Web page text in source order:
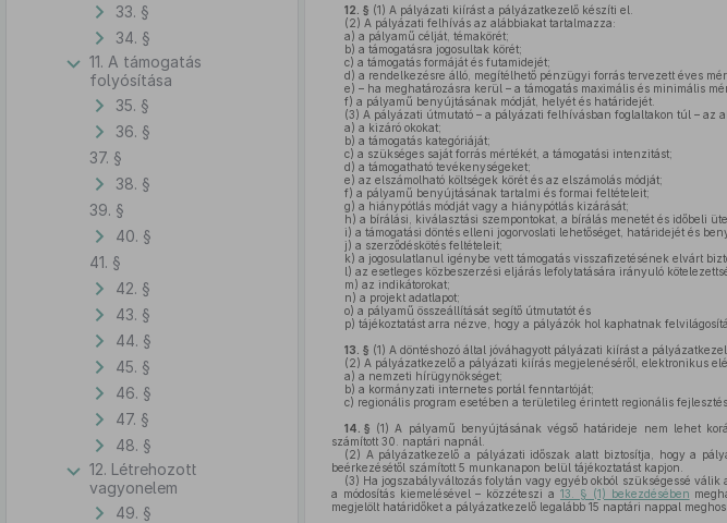
33. §
34. §
11. A támogatás
folyósítása
35. §
36. §
37. §
38. §
39. §
40. §
41. §
42. §
43. §
44. §
45. §
46. §
47. §
48. §
12. Létrehozott
vagyonelem
49. §
12. § (1) A pályázati kiírást a pályázatkezelő készíti el.
(2) A pályázati felhívás az alábbiakat tartalmazza:
a) a pályamű célját, témakörét;
b) a támogatásra jogosultak körét;
c) a támogatás formáját és futamidejét;
d) a rendelkezésre álló, megítélhető pénzügyi forrás tervezett éves
e) – ha meghatározásra kerül – a támogatás maximális és minimális
f) a pályamű benyújtásának módját, helyét és határidejét.
(3) A pályázati útmutató – a pályázati felhívásban foglaltakon túl – az
a) a kizáró okokat;
b) a támogatás kategóriáját;
c) a szükséges saját forrás mértékét, a támogatási intenzitást;
d) a támogatható tevékenységeket;
e) az elszámolható költségek körét és az elszámolás módját;
f) a pályamű benyújtásának tartalmi és formai feltételeit;
g) a hiánypótlás módját vagy a hiánypótlás kizárását;
h) a bírálási, kiválasztási szempontokat, a bírálás menetét és időbeli
i) a támogatási döntés elleni jogorvoslati lehetőséget, határidejét és
j) a szerződéskötés feltételeit;
k) a jogosulatlanul igénybe vett támogatás visszafizetésének elvárt
l) az esetleges közbeszerzési eljárás lefolytatására irányuló
m) az indikátorokat;
n) a projekt adatlapot;
o) a pályamű összeállítását segítő útmutatót és
p) tájékoztatást arra nézve, hogy a pályázók hol kaphatnak
13. § (1) A döntéshozó által jóváhagyott pályázati kiírást a
(2) A pályázatkezelő a pályázati kiírás megjelenéséről, elektronikus
a) a nemzeti hírügynökséget;
b) a kormányzati internetes portál fenntartóját;
c) regionális program esetében a területileg érintett regionális
14. § (1) A pályamű benyújtásának végső határideje nem lehet
számított 30. naptári napnál.
(2) A pályázatkezelő a pályázati időszak alatt biztosítja, hogy a
beérkezésétől számított 5 munkanapon belül tájékoztatást kapjon.
(3) Ha jogszabályváltozás folytán vagy egyéb okból szükségessé
a módosítás kiemelésével – közzéteszi a 13. § (1) bekezdésében
megjelölt határidőket a pályázatkezelő legalább 15 naptári nappal